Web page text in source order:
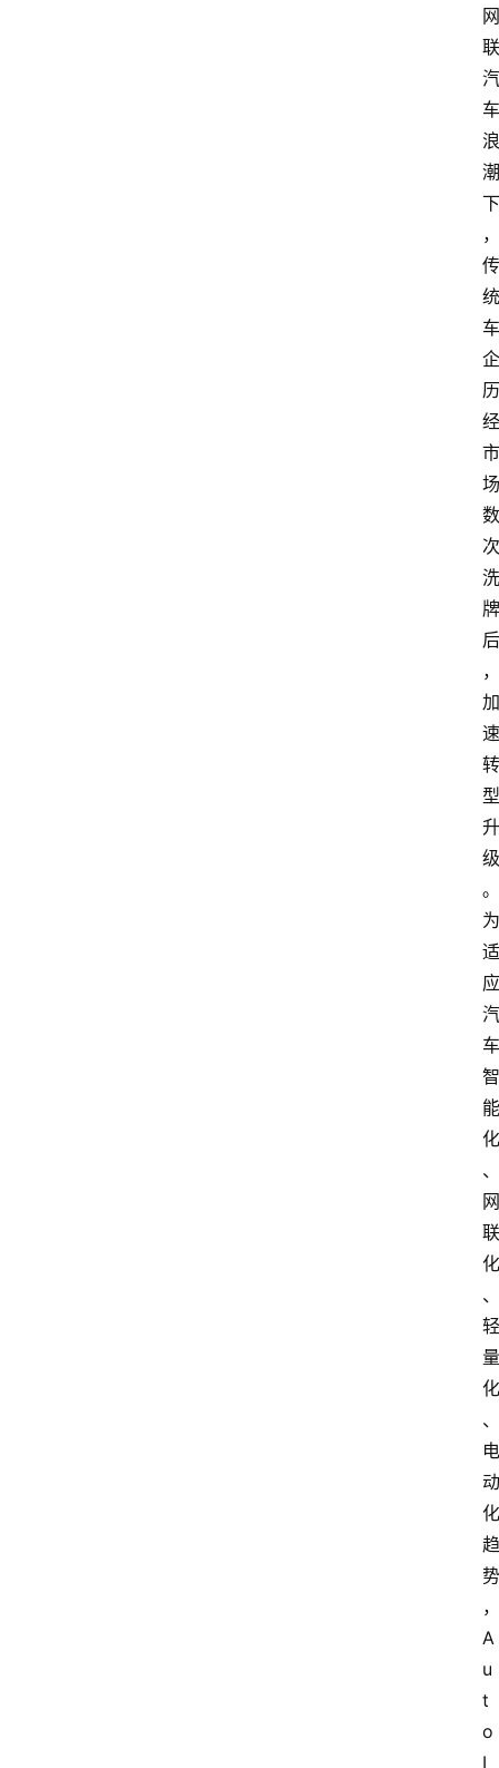
网
联
汽
车
浪
潮
下
，
传
统
车
企
历
经
市
场
数
次
洗
牌
后
，
加
速
转
型
升
级
。
为
适
应
汽
车
智
能
化
、
网
联
化
、
轻
量
化
、
电
动
化
趋
势
，
A
u
t
o
I